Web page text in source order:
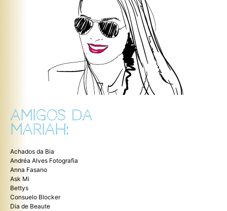
AMIGOS DA
MARIAH:
Achados da Bia
Andréa Alves Fotografia
Anna Fasano
Ask Mi
Bettys
Consuelo Blocker
Dia de Beaute